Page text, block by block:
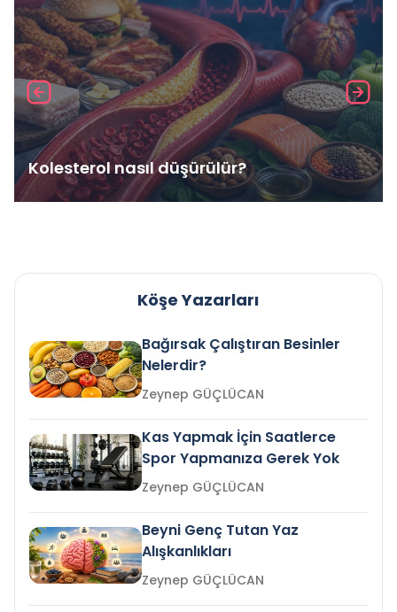
Kolesterol nasıl düşürülür?
Köşe Yazarları
Bağırsak Çalıştıran Besinler
Nelerdir?
Zeynep GÜÇLÜCAN
Kas Yapmak İçin Saatlerce
Spor Yapmanıza Gerek Yok
Zeynep GÜÇLÜCAN
Beyni Genç Tutan Yaz
Alışkanlıkları
Zeynep GÜÇLÜCAN